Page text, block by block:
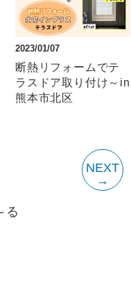
2023/01/07
断熱リフォームでテ
ラスドア取り付け～in
熊本市北区
NEXT
る